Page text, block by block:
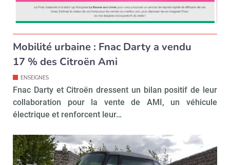
Mobilité urbaine : Fnac Darty a vendu
17 % des Citroën Ami
ENSEIGNES
Fnac Darty et Citroën dressent un bilan positif de leur
collaboration pour la vente de AMI, un véhicule
électrique et renforcent leur…